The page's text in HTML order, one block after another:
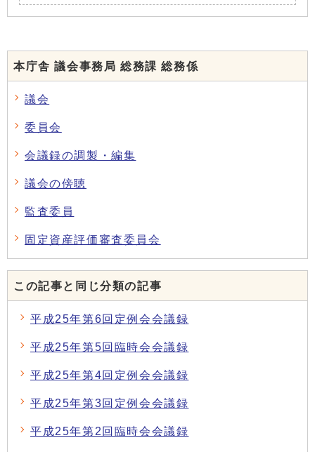
本庁舎 議会事務局 総務課 総務係
議会
委員会
会議録の調製・編集
議会の傍聴
監査委員
固定資産評価審査委員会
この記事と同じ分類の記事
平成25年第6回定例会会議録
平成25年第5回臨時会会議録
平成25年第4回定例会会議録
平成25年第3回定例会会議録
平成25年第2回臨時会会議録